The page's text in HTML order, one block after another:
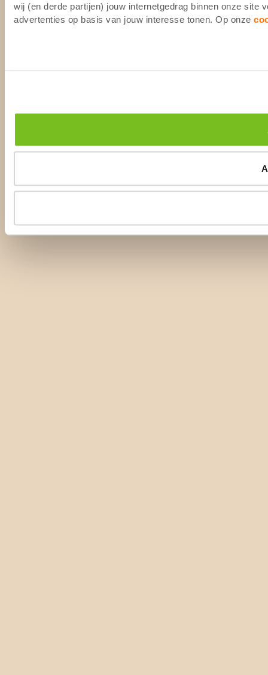
wij (en derde partijen) jouw internetgedrag binnen onze site
advertenties op basis van jouw interesse tonen. Op onze